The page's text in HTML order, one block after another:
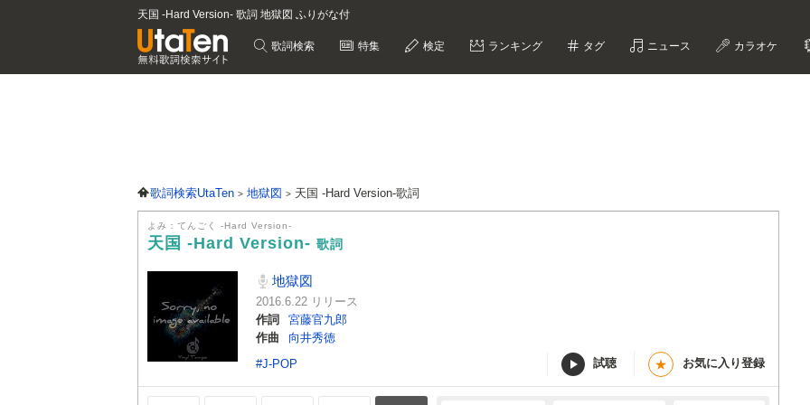
天国 -Hard Version- 歌詞 地獄図 ふりがな付
歌詞検索 特集 検定 ランキング タグ ニュース カラオケ
歌詞検索UtaTen 地獄図 天国 -Hard Version-歌詞
よみ：てんごく -Hard Version-
天国 -Hard Version- 歌詞
地獄図
2016.6.22 リリース
作詞
宮藤官九郎
作曲
向井秀徳
#J-POP
試聴 ★ お気に入り登録